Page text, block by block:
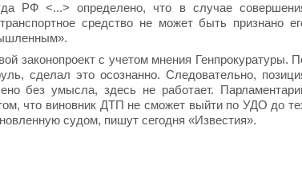
РФ <...> определено, что в случае
средство не может быть признано
законопроект с учетом мнения Генпрокуратуры.
сделал это осознанно. Следовательно,
без умысла, здесь не работает.
что виновник ДТП не сможет выйти по УДО до
судом, пишут сегодня «Известия».